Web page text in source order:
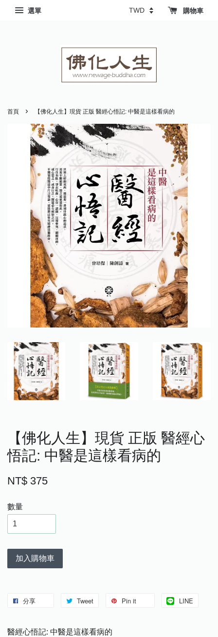
選單 購物車
首頁 › 【佛化人生】現貨 正版 醫經心悟記: 中醫是這樣看病的
【佛化人生】現貨 正版 醫經心
悟記: 中醫是這樣看病的
NT$ 375
數量
加入購物車
分享 Tweet Pin it LINE
醫經心悟記: 中醫是這樣看病的